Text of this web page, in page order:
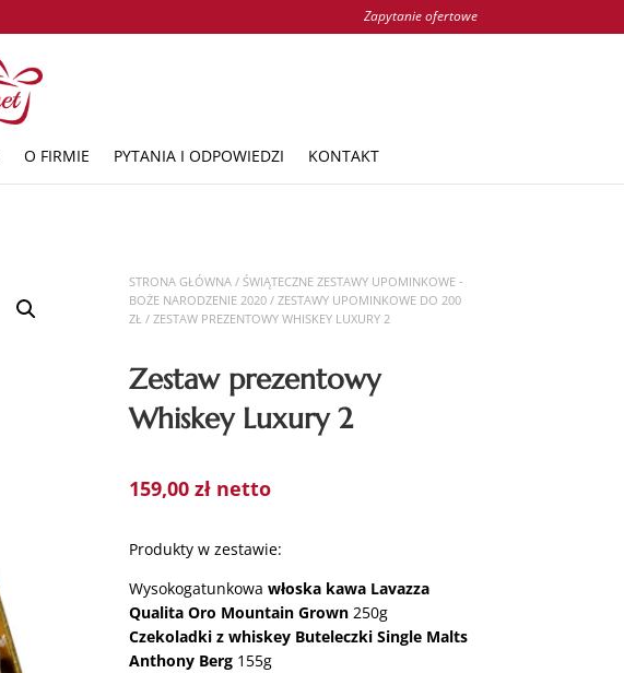
Zapytanie ofertowe
O FIRMIE PYTANIA I ODPOWIEDZI KONTAKT
STRONA GŁÓWNA/ ŚWIĄTECZNE ZESTAWY UPOMINKOWE -
BOŻE NARODZENIE 2020/ ZESTAWY UPOMINKOWE DO 200
ZŁ / ZESTAW PREZENTOWY WHISKEY LUXURY 2
Zestaw prezentowy
Whiskey Luxury 2
159,00 zł netto
Produkty w zestawie:
Wysokogatunkowa włoska kawa Lavazza
Qualita Oro Mountain Grown250g
Czekoladki z whiskey Buteleczki Single Malts
Anthony Berg155g